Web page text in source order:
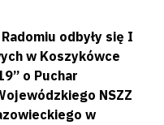
odbyły się I
w Koszykówce
o Puchar
NSZZ
w